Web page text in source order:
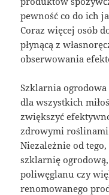
pewność co do ich
Coraz więcej osób
płynącą z
obserwowania
Szklarnia
dla wszystkich
zwiększyć
zdrowymi roślinami
Niezależnie od
szklarnię
poliwęglanu czy
renomowanego